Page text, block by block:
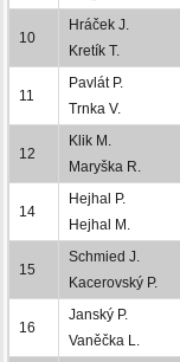
10
Hráček J.
Kretík T.
11
Pavlát P.
Trnka V.
12
Klik M.
Maryška R.
14
Hejhal P.
Hejhal M.
15
Schmied J.
Kacerovský P.
16
Janský P.
Vaněčka L.